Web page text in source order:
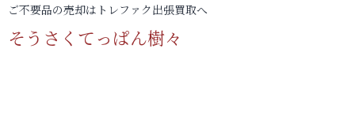
ご不要品の売却はトレファク出張買取へ
そうさくてっぱん樹々